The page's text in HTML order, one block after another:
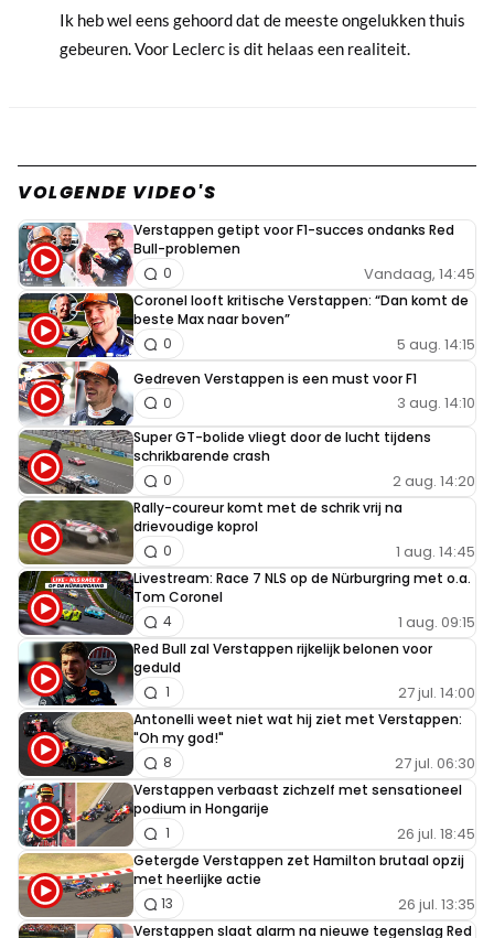
Ik heb wel eens gehoord dat de meeste ongelukken thuis
gebeuren. Voor Leclerc is dit helaas een realiteit.
VOLGENDE VIDEO'S
Verstappen getipt voor F1-succes ondanks Red
Bull-problemen
Vandaag, 14:45
0
Coronel looft kritische Verstappen: “Dan komt de
beste Max naar boven”
5 aug. 14:15
0
Gedreven Verstappen is een must voor F1
3 aug. 14:10
0
Super GT-bolide vliegt door de lucht tijdens
schrikbarende crash
2 aug. 14:20
0
Rally-coureur komt met de schrik vrij na
drievoudige koprol
1 aug. 14:45
0
Livestream: Race 7 NLS op de Nürburgring met o.a.
Tom Coronel
1 aug. 09:15
4
Red Bull zal Verstappen rijkelijk belonen voor
geduld
27 jul. 14:00
1
Antonelli weet niet wat hij ziet met Verstappen:
"Oh my god!"
27 jul. 06:30
8
Verstappen verbaast zichzelf met sensationeel
podium in Hongarije
26 jul. 18:45
1
Getergde Verstappen zet Hamilton brutaal opzij
met heerlijke actie
26 jul. 13:35
13
Verstappen slaat alarm na nieuwe tegenslag Red